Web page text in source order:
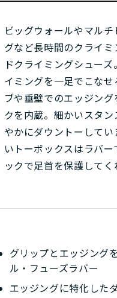
ビッグウォールやマル
グなど長時間のクライ
ドクライミングシュー
イミングを一足でこな
ブや垂壁でのエッジン
クを内蔵。細かいスタ
やかにダウントーして
いトーボックスはラバ
ックで足首を保護してく
グリップとエッジング
ル・フューズラバー
エッジングに特化した